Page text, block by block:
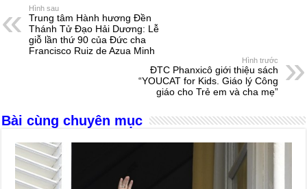
e
b
o
n
g
A
p
d
s
Hình sau
Trung tâm Hành hương Đền
Thánh Tử Đạo Hải Dương: Lễ
giỗ lần thứ 90 của Đức cha
Francisco Ruiz de Azua Minh
Hình trước
ĐTC Phanxicô giới thiệu sách
“YOUCAT for Kids. Giáo lý Công
giáo cho Trẻ em và cha mẹ”
Bài cùng chuyên mục